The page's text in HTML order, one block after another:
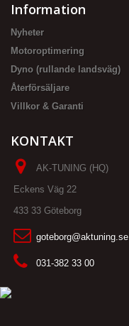
Information
Nyheter
Motoroptimering
Dyno (rullande landsväg)
Återförsäljare
Villkor & Garanti
KONTAKT
AK-TUNING (HQ)
Eckens Väg 22
433 33 Göteborg
goteborg@aktuning.se
031-382 33 00